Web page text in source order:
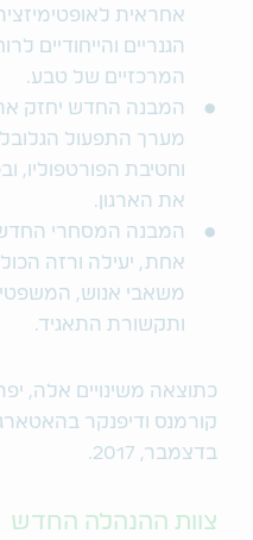
אחראית
הגנריים והייחודיים
המרכזיים של טבע.
המבנה החדש יחזק את
מערך התפעול
וחטיבת הפורטפוליו,
את הארגון.
המבנה המסחרי
אחת, יעילה ורזה
משאבי אנוש,
ותקשורת התאגיד.
כתוצאה משינויים אלה,
בדצמבר, 2017.
צוות ההנהלה החדש